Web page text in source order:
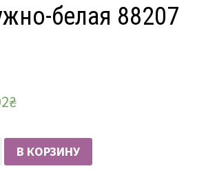
белая 88207
₴
В КОРЗИНУ